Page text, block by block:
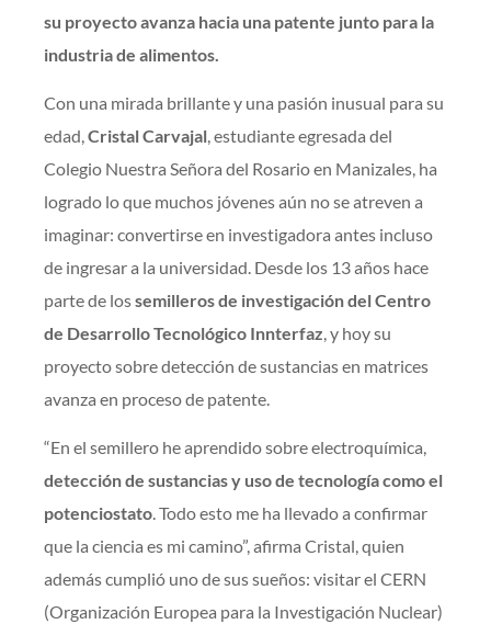
su proyecto avanza hacia una patente junto para la
industria de alimentos.
Con una mirada brillante y una pasión inusual para su
edad,Cristal Carvajal, estudiante egresada del
Colegio Nuestra Señora del Rosario en Manizales, ha
logrado lo que muchos jóvenes aún no se atreven a
imaginar: convertirse en investigadora antes incluso
de ingresar a la universidad. Desde los 13 años hace
parte de lossemilleros de investigación del Centro
de Desarrollo Tecnológico Innterfaz, y hoy su
proyecto sobre detección de sustancias en matrices
avanza en proceso de patente.
“En el semillero he aprendido sobre electroquímica,
detección de sustancias y uso de tecnología como el
potenciostato. Todo esto me ha llevado a confirmar
que la ciencia es mi camino”, afirma Cristal, quien
además cumplió uno de sus sueños: visitar el CERN
(Organización Europea para la Investigación Nuclear)